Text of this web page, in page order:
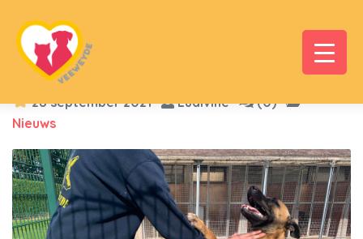
28 september 2021 Ludivine
(0)
Nieuws